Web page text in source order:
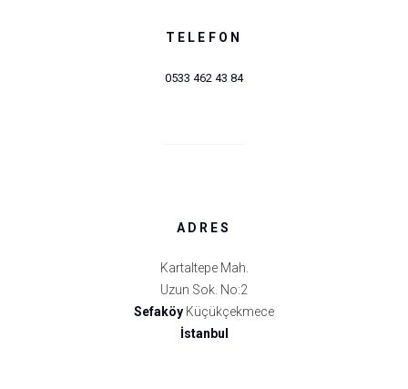
TELEFON
0533 462 43 84
ADRES
Kartaltepe Mah.
Uzun Sok. No:2
Sefaköy Küçükçekmece
İstanbul